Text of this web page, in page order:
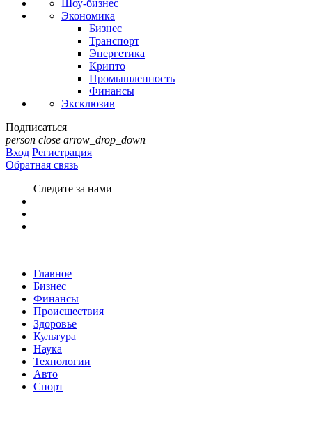
Шоу-бизнес
Экономика
Бизнес
Транспорт
Энергетика
Крипто
Промышленность
Финансы
Эксклюзив
Подписаться
person close arrow_drop_down
Вход Регистрация
Обратная связь
Следите за нами
Главное
Бизнес
Финансы
Происшествия
Здоровье
Культура
Наука
Технологии
Авто
Спорт